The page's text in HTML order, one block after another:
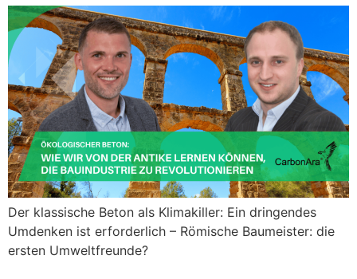
Der klassische Beton als Klimakiller: Ein dringendes
Umdenken ist erforderlich – Römische Baumeister: die
ersten Umweltfreunde?